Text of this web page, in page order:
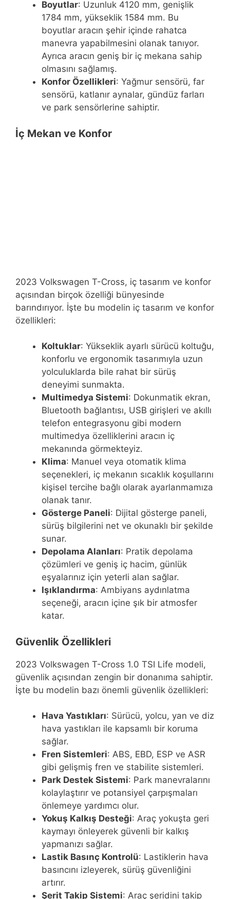
Boyutlar: Uzunluk 4120 mm, genişlik
1784 mm, yükseklik 1584 mm. Bu
boyutlar aracın şehir içinde rahatca
manevra yapabilmesini olanak tanıyor.
Ayrıca aracın geniş bir iç mekana sahip
olmasını sağlamış.
Konfor Özellikleri: Yağmur sensörü, far
sensörü, katlanır aynalar, gündüz farları
ve park sensörlerine sahiptir.
İç Mekan ve Konfor
2023 Volkswagen T-Cross, iç tasarım ve konfor
açısından birçok özelliği bünyesinde
barındırıyor. İşte bu modelin iç tasarım ve konfor
özellikleri:
Koltuklar: Yükseklik ayarlı sürücü koltuğu,
konforlu ve ergonomik tasarımıyla uzun
yolculuklarda bile rahat bir sürüş
deneyimi sunmakta.
Multimedya Sistemi: Dokunmatik ekran,
Bluetooth bağlantısı, USB girişleri ve akıllı
telefon entegrasyonu gibi modern
multimedya özelliklerini aracın iç
mekanında görmekteyiz.
Klima: Manuel veya otomatik klima
seçenekleri, iç mekanın sıcaklık koşullarını
kişisel tercihe bağlı olarak ayarlanmamıza
olanak tanır.
Gösterge Paneli: Dijital gösterge paneli,
sürüş bilgilerini net ve okunaklı bir şekilde
sunar.
Depolama Alanları: Pratik depolama
çözümleri ve geniş iç hacim, günlük
eşyalarınız için yeterli alan sağlar.
Işıklandırma: Ambiyans aydınlatma
seçeneği, aracın içine şık bir atmosfer
katar.
Güvenlik Özellikleri
2023 Volkswagen T-Cross 1.0 TSI Life modeli,
güvenlik açısından zengin bir donanıma sahiptir.
İşte bu modelin bazı önemli güvenlik özellikleri:
Hava Yastıkları: Sürücü, yolcu, yan ve diz
hava yastıkları ile kapsamlı bir koruma
sağlar.
Fren Sistemleri: ABS, EBD, ESP ve ASR
gibi gelişmiş fren ve stabilite sistemleri.
Park Destek Sistemi: Park manevralarını
kolaylaştırır ve potansiyel çarpışmaları
önlemeye yardımcı olur.
Yokuş Kalkış Desteği: Araç yokuşta geri
kaymayı önleyerek güvenli bir kalkış
yapmanızı sağlar.
Lastik Basınç Kontrolü: Lastiklerin hava
basıncını izleyerek, sürüş güvenliğini
artırır.
Şerit Takip Sistemi: Araç şeridini takip